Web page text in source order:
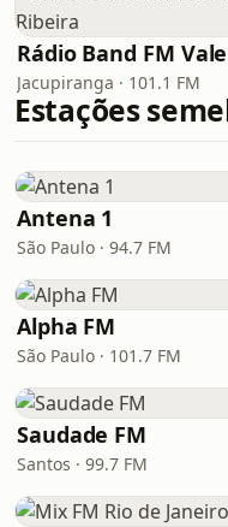
Jacupiranga · 101.1 FM
Estações
Antena 1
São Paulo · 94.7 FM
Alpha FM
São Paulo · 101.7 FM
Saudade FM
Santos · 99.7 FM